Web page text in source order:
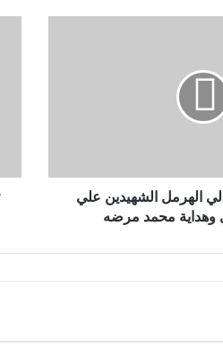
الهرمل الشهيدين علي
وهداية محمد مرضه